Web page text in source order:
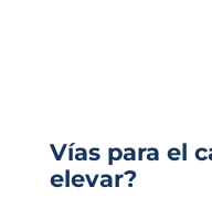
Vías para el
elevar?